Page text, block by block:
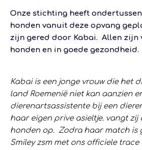
Onze stichting heeft
honden vanuit deze opvang
zijn gered door Kabai. Allen zijn
honden en in goede gezondheid.
Kabai is een jonge vrouw die het
land Roemenië niet kan aanzien
dierenartsassistente bij een
haar eigen prive asieltje. vangt zij
honden op. Zodra haar match is
Smiley zsm met ons officiele